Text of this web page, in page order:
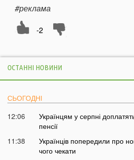
#реклама
-2
ОСТАННІ НОВИНИ
СЬОГОДНІ
12:06
Українцям у серпні
пенсії
11:38
Українців попередили про
чого чекати